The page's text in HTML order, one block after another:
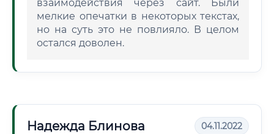
взаимодействия через сайт. Были
мелкие опечатки в некоторых текстах,
но на суть это не повлияло. В целом
остался доволен.
Надежда Блинова 04.11.2022